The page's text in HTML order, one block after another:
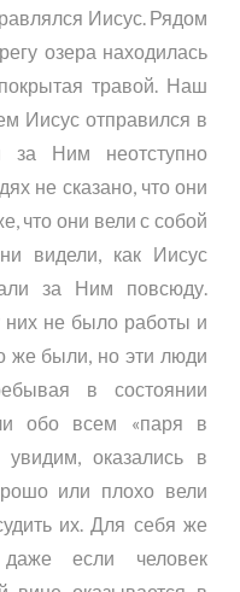
Иисус. Рядом
озера находилась
травой. Наш
Иисус отправился в
Ним неотступно
не сказано, что они
что они вели с собой
видели, как Иисус
за Ним повсюду.
них не было работы и
же были, но эти люди
в состоянии
обо всем «паря в
оказались в
или плохо вели
их. Для себя же
если человек